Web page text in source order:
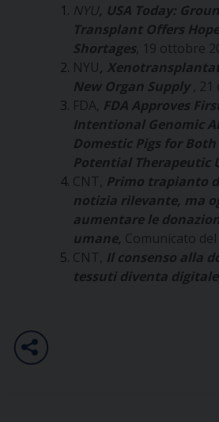
NYU, USA Today:
Transplant Offers
Shortages , 19 ottobre
NYU,
New Organ Supply ,
FDA, FDA Approves
Intentional Genomic
Domestic Pigs for
Potential Therapeutic
CNT, Primo trapianto
notizia rilevante, ma
aumentare le
umane, Comunicato
CNT, Il consenso alla
tessuti diventa